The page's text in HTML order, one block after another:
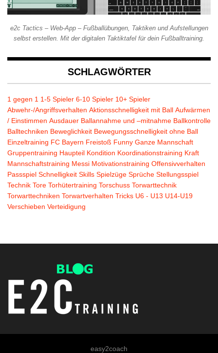
e2c Tactics – Web-App – Fußballübungen, Taktiken und Aufstellungen
selbst erstellen. Mit der digitalen Taktiktafel für dein Fußballtraining.
SCHLAGWÖRTER
1 gegen 1 1-5 Spieler 6-10 Spieler 10+ Spieler
Abwehr-/Angriffsverhalten Aktionsschnelligkeit mit Ball Aufwärmen
/ Einstimmen Ausdauer Ballannahme und –mitnahme Ballkontrolle
Balltechniken Beweglichkeit Bewegungsschnelligkeit ohne Ball
Einzeltraining FC Bayern Freistoß Funny Ganze Mannschaft
Gruppentraining Haupteil Kondition Koordinationstraining Kraft
Mannschaftstraining Messi Motivationstraining Offensivverhalten
Passspiel Schnelligkeit Skills Spielzüge Sprüche Stellungsspiel
Technik Tore Torhütertraining Torschuss Torwarttechnik
Torwarttechniken Torwartverhalten Tricks U6 - U13 U14-U19
Verschieben Verteidigung
easy2coach